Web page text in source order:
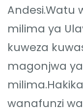
Andesi.Watu
milima ya
kuweza
magonjwa
wanafunzi